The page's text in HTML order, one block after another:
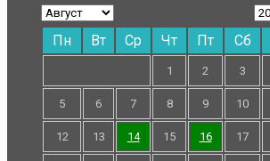
Пн Вт Ср Чт Пт Сб
1 2 3
5 6 7 8 9 10
12 13 14 15 16 17